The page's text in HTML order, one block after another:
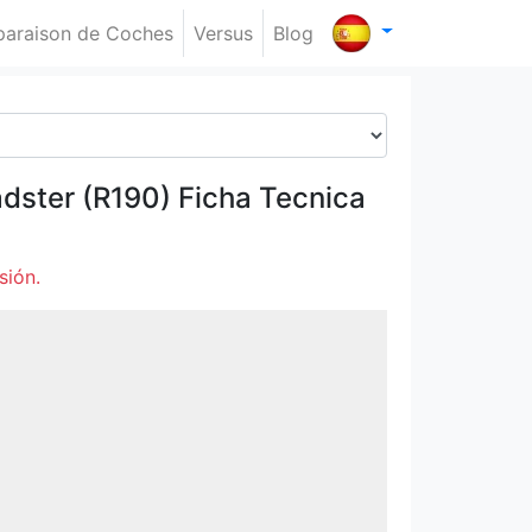
de Coches Versus Blog
(R190) Ficha Tecnica